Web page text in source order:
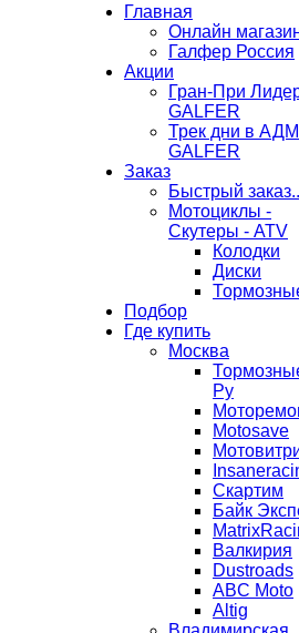
Главная
Онлайн
Галфер Россия
Акции
Гран-При
GALFER
Трек дни в
GALFER
Заказ
Быстрый
Мотоциклы -
Скутеры - ATV
Колодки
Диски
Подбор
Где купить
Москва
Ру
Motosave
Скартим
Байк
Валкирия
Dustroads
ABC Moto
Altig